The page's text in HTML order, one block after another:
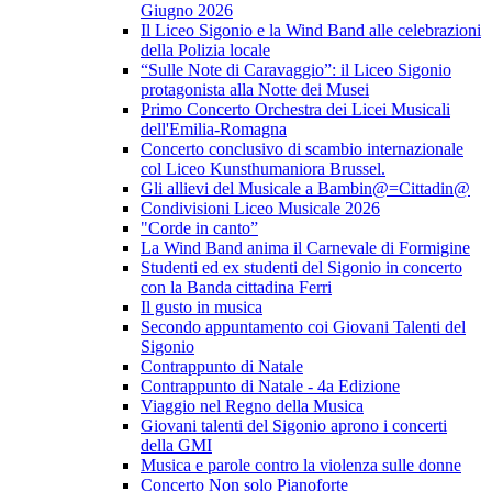
Giugno 2026
Il Liceo Sigonio e la Wind Band alle celebrazioni
della Polizia locale
“Sulle Note di Caravaggio”: il Liceo Sigonio
protagonista alla Notte dei Musei
Primo Concerto Orchestra dei Licei Musicali
dell'Emilia-Romagna
Concerto conclusivo di scambio internazionale
col Liceo Kunsthumaniora Brussel.
Gli allievi del Musicale a Bambin@=Cittadin@
Condivisioni Liceo Musicale 2026
"Corde in canto”
La Wind Band anima il Carnevale di Formigine
Studenti ed ex studenti del Sigonio in concerto
con la Banda cittadina Ferri
Il gusto in musica
Secondo appuntamento coi Giovani Talenti del
Sigonio
Contrappunto di Natale
Contrappunto di Natale - 4a Edizione
Viaggio nel Regno della Musica
Giovani talenti del Sigonio aprono i concerti
della GMI
Musica e parole contro la violenza sulle donne
Concerto Non solo Pianoforte